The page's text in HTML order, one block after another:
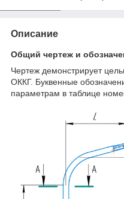
Описание
Общий чертеж и
Чертеж демонстрирует
ОККГ. Буквенные
параметрам в таблице